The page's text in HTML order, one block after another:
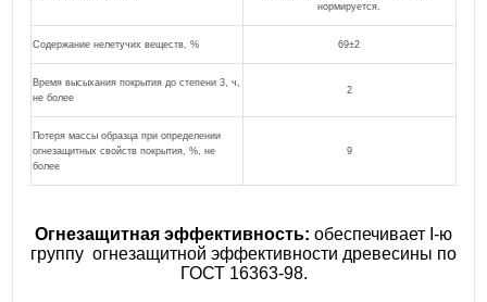
нормируется.
Содержание нелетучих веществ, % 69±2
Время высыхания покрытия до степени 3, ч,
не более
2
Потеря массы образца при определении
огнезащитных свойств покрытия, %, не
более
9
Огнезащитная эффективность: обеспечивает I-ю
группу огнезащитной эффективности древесины по
ГОСТ 16363-98.